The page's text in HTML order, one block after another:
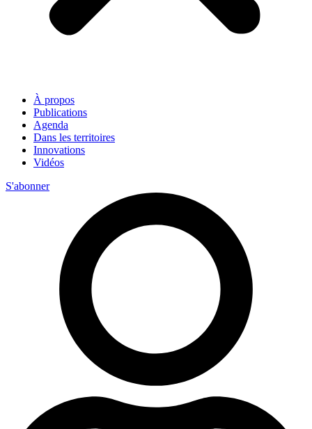
À propos
Publications
Agenda
Dans les territoires
Innovations
Vidéos
S'abonner